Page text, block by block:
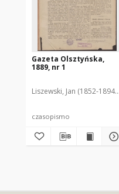
Gazeta Olsztyńska,
1889, nr 1
Liszewski, Jan (1852-1894).
czasopismo